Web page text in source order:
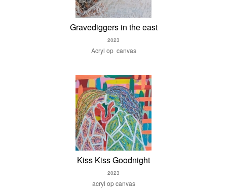
Gravediggers in the east
2023
Acryl op canvas
Kiss Kiss Goodnight
2023
acryl op canvas